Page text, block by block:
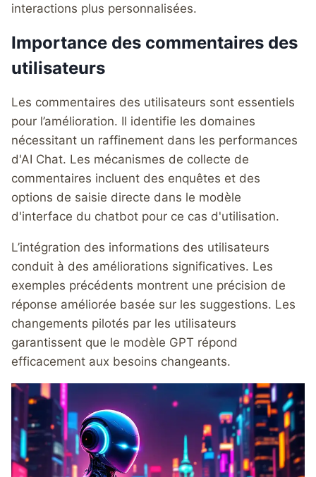
interactions plus personnalisées.
Importance des commentaires des
utilisateurs
Les commentaires des utilisateurs sont essentiels
pour l’amélioration. Il identifie les domaines
nécessitant un raffinement dans les performances
d'AI Chat. Les mécanismes de collecte de
commentaires incluent des enquêtes et des
options de saisie directe dans le modèle
d'interface du chatbot pour ce cas d'utilisation.
L’intégration des informations des utilisateurs
conduit à des améliorations significatives. Les
exemples précédents montrent une précision de
réponse améliorée basée sur les suggestions. Les
changements pilotés par les utilisateurs
garantissent que le modèle GPT répond
efficacement aux besoins changeants.